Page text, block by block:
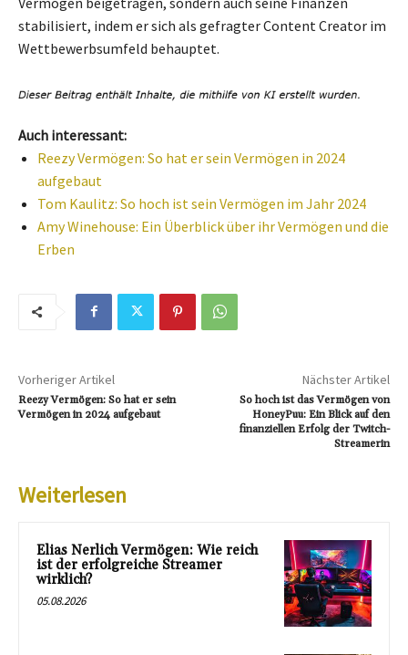
stabilisiert, indem er sich als gefragter Content Creator im
Wettbewerbsumfeld behauptet.
Auch interessant:
Reezy Vermögen: So hat er sein Vermögen in 2024
aufgebaut
Tom Kaulitz: So hoch ist sein Vermögen im Jahr 2024
Amy Winehouse: Ein Überblick über ihr Vermögen und die
Erben
Vorheriger Artikel
Reezy Vermögen: So hat er sein
Vermögen in 2024 aufgebaut
Nächster Artikel
So hoch ist das Vermögen von
HoneyPuu: Ein Blick auf den
finanziellen Erfolg der Twitch-
Streamerin
Weiterlesen
Elias Nerlich Vermögen: Wie reich
ist der erfolgreiche Streamer
wirklich?
05.08.2026